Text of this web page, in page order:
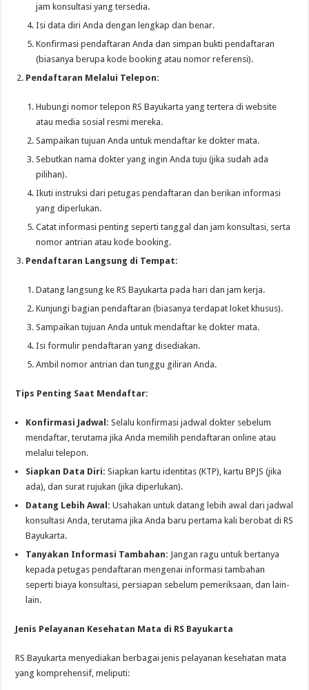
jam konsultasi yang tersedia.
Isi data diri Anda dengan lengkap dan benar.
Konfirmasi pendaftaran Anda dan simpan bukti pendaftaran
(biasanya berupa kode booking atau nomor referensi).
Pendaftaran Melalui Telepon:
Hubungi nomor telepon RS Bayukarta yang tertera di website
atau media sosial resmi mereka.
Sampaikan tujuan Anda untuk mendaftar ke dokter mata.
Sebutkan nama dokter yang ingin Anda tuju (jika sudah ada
pilihan).
Ikuti instruksi dari petugas pendaftaran dan berikan informasi
yang diperlukan.
Catat informasi penting seperti tanggal dan jam konsultasi, serta
nomor antrian atau kode booking.
Pendaftaran Langsung di Tempat:
Datang langsung ke RS Bayukarta pada hari dan jam kerja.
Kunjungi bagian pendaftaran (biasanya terdapat loket khusus).
Sampaikan tujuan Anda untuk mendaftar ke dokter mata.
Isi formulir pendaftaran yang disediakan.
Ambil nomor antrian dan tunggu giliran Anda.
Tips Penting Saat Mendaftar:
Konfirmasi Jadwal: Selalu konfirmasi jadwal dokter sebelum
mendaftar, terutama jika Anda memilih pendaftaran online atau
melalui telepon.
Siapkan Data Diri: Siapkan kartu identitas (KTP), kartu BPJS (jika
ada), dan surat rujukan (jika diperlukan).
Datang Lebih Awal: Usahakan untuk datang lebih awal dari jadwal
konsultasi Anda, terutama jika Anda baru pertama kali berobat di RS
Bayukarta.
Tanyakan Informasi Tambahan: Jangan ragu untuk bertanya
kepada petugas pendaftaran mengenai informasi tambahan
seperti biaya konsultasi, persiapan sebelum pemeriksaan, dan lain-
lain.
Jenis Pelayanan Kesehatan Mata di RS Bayukarta
RS Bayukarta menyediakan berbagai jenis pelayanan kesehatan mata
yang komprehensif, meliputi: